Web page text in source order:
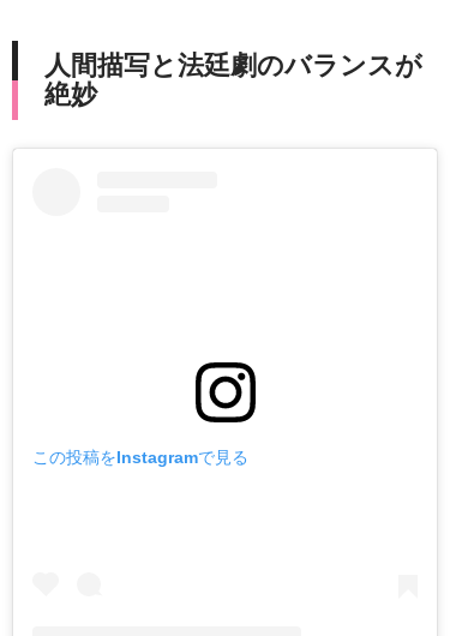
人間描写と法廷劇のバランスが
絶妙
この投稿をInstagramで見る